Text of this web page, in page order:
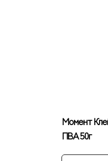
Момент
ПВА 50г